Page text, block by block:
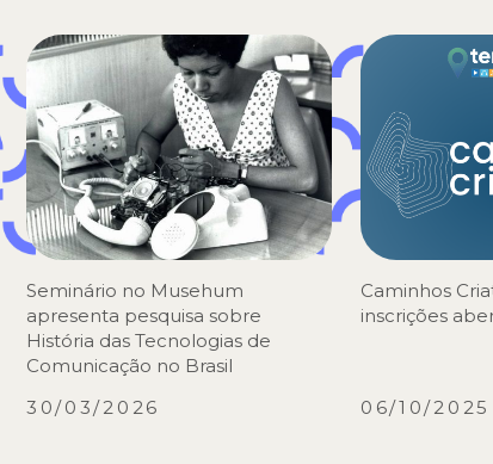
Seminário no Musehum
apresenta pesquisa sobre
História das Tecnologias de
Comunicação no Brasil
30/03/2026
Caminhos
inscrições
06/10/2025